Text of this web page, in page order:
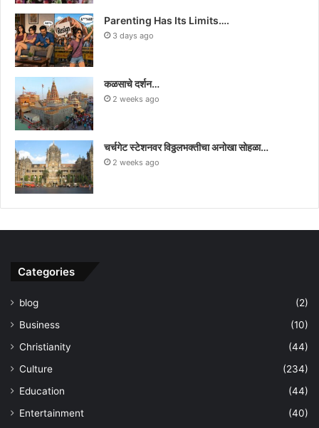
Parenting Has Its Limits….
3 days ago
कळसाचे दर्शन…
2 weeks ago
चर्चगेट स्टेशनवर विठ्ठलभक्तीचा अनोखा सोहळा…
2 weeks ago
Categories
blog
(2)
Business
(10)
Christianity
(44)
Culture
(234)
Education
(44)
Entertainment
(40)